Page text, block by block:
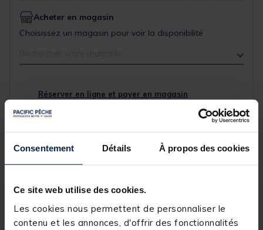
Consentement Détails À propos des cookies
Ce site web utilise des cookies.
Les cookies nous permettent de personnaliser le
contenu et les annonces, d'offrir des fonctionnalités
Acheter en magasin
Choisissez un magasin pour voir la disponibilité
Réserver en ligne et payer en magasin
Livraison gratuite en point relais et magasin
Description Spécifications